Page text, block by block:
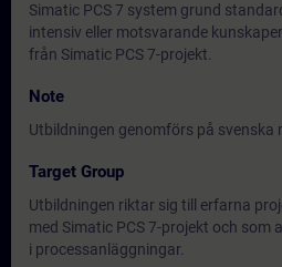
Simatic PCS 7 system grund
intensiv eller motsvarande
från Simatic PCS 7-projekt.
Note
Utbildningen genomförs på svenska
Target Group
Utbildningen riktar sig till erfarna
med Simatic PCS 7-projekt och som
i processanläggningar.